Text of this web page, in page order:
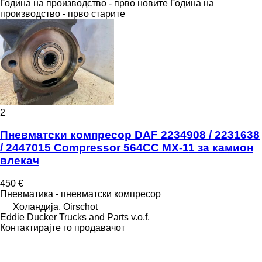
Година на производство - прво новите Година на
производство - прво старите
2
Пневматски компресор DAF 2234908 / 2231638
/ 2447015 Compressor 564CC MX-11 за камион
влекач
450 €
Пневматика - пневматски компресор
Холандија, Oirschot
Eddie Ducker Trucks and Parts v.o.f.
Контактирајте го продавачот